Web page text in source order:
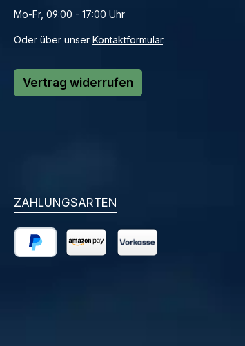
Mo-Fr, 09:00 - 17:00 Uhr
Oder über unser Kontaktformular.
Vertrag widerrufen
ZAHLUNGSARTEN